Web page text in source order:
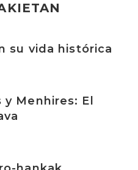
su vida histórica
Menhires: El